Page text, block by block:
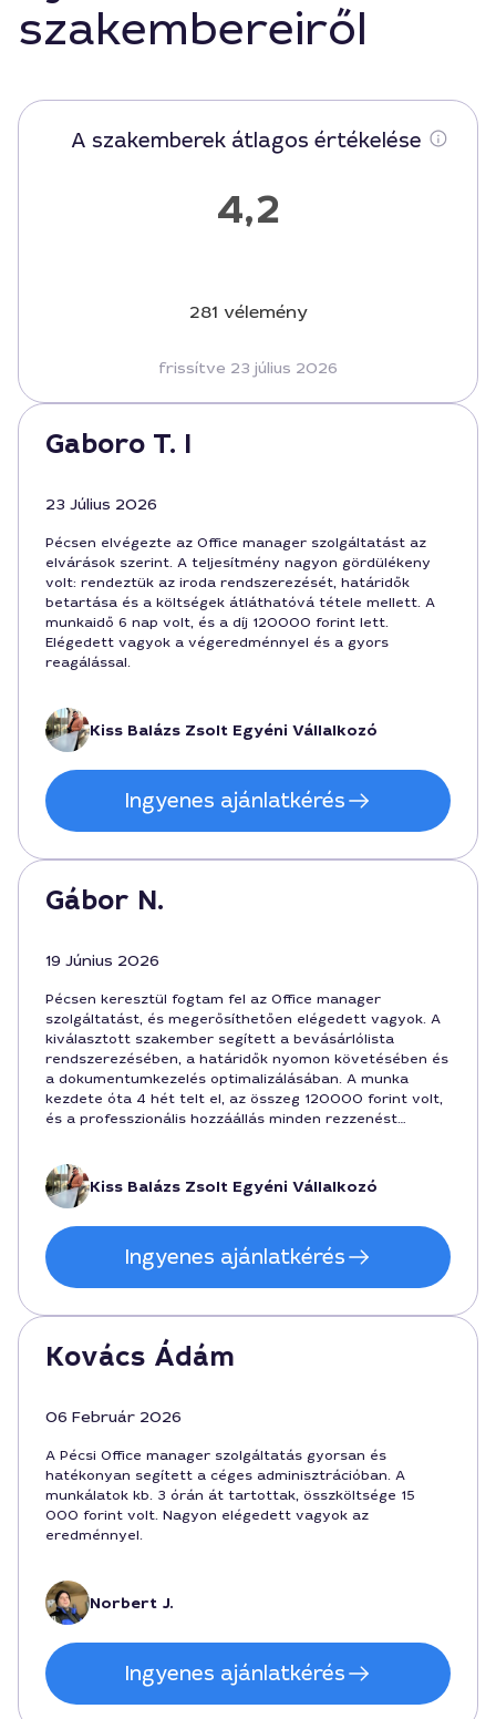
szakembereiről
A szakemberek átlagos értékelése
4,2
281 vélemény
frissítve 23 július 2026
Gaboro T. I
23 Július 2026
Pécsen elvégezte az Office manager szolgáltatást az
elvárások szerint. A teljesítmény nagyon gördülékeny
volt: rendeztük az iroda rendszerezését, határidők
betartása és a költségek átláthatóvá tétele mellett. A
munkaidő 6 nap volt, és a díj 120000 forint lett.
Elégedett vagyok a végeredménnyel és a gyors
reagálással.
Kiss Balázs Zsolt Egyéni Vállalkozó
Ingyenes ajánlatkérés
Gábor N.
19 Június 2026
Pécsen keresztül fogtam fel az Office manager
szolgáltatást, és megerősíthetően elégedett vagyok. A
kiválasztott szakember segített a bevásárlólista
rendszerezésében, a határidők nyomon követésében és
a dokumentumkezelés optimalizálásában. A munka
kezdete óta 4 hét telt el, az összeg 120000 forint volt,
és a professzionális hozzáállás minden rezzenést
Kiss Balázs Zsolt Egyéni Vállalkozó
Ingyenes ajánlatkérés
Kovács Ádám
06 Február 2026
A Pécsi Office manager szolgáltatás gyorsan és
hatékonyan segített a céges adminisztrációban. A
munkálatok kb. 3 órán át tartottak, összköltsége 15
000 forint volt. Nagyon elégedett vagyok az
eredménnyel.
Norbert J.
Ingyenes ajánlatkérés